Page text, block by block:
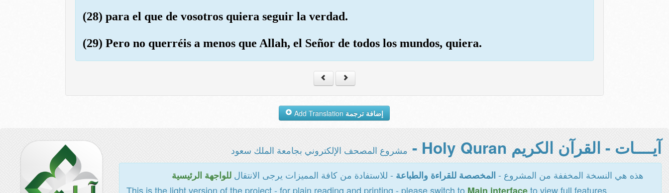
(28) para el que de vosotros quiera seguir la verdad.
(29) Pero no querréis a menos que Allah, el Señor de todos los mundos, quiera.
إضافة ترجمة
آيــــات - القرآن الكريم Holy Quran - مشروع المصحف الإلكتروني بجامعة الملك سعود
هذه هي النسخة المخففة من المشروع - المخصصة للقراءة والطباعة - للاستفادة من كافة المميزات يرجى الانتقالللواجهة الرئيسية
This is the light version of the project - for plain reading and printing - please switch to
to view full features